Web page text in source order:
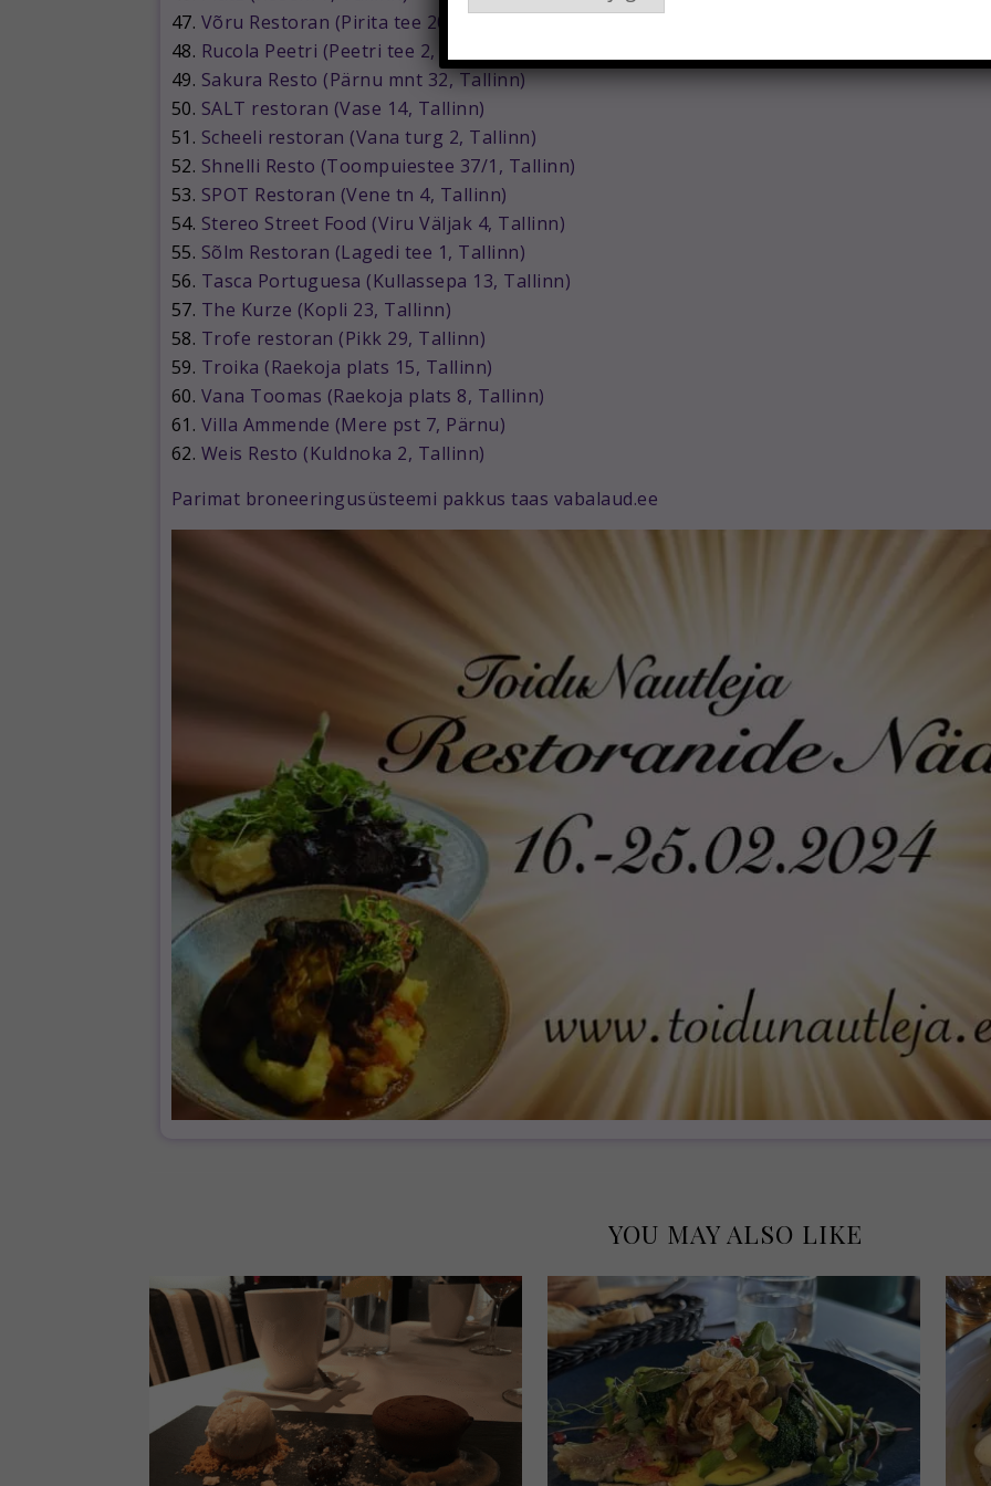
47. Võru Restoran (Pirita tee 20/1, Tallinn)
48. Rucola Peetri (Peetri tee 2, Tallinn)
49. Sakura Resto (Pärnu mnt 32, Tallinn)
50. SALT restoran (Vase 14, Tallinn)
51. Scheeli restoran (Vana turg 2, Tallinn)
52. Shnelli Resto (Toompuiestee 37/1, Tallinn)
53. SPOT Restoran (Vene tn 4, Tallinn)
54. Stereo Street Food (Viru Väljak 4, Tallinn)
55. Sõlm Restoran (Lagedi tee 1, Tallinn)
56. Tasca Portuguesa (Kullassepa 13, Tallinn)
57. The Kurze (Kopli 23, Tallinn)
58. Trofe restoran (Pikk 29, Tallinn)
59. Troika (Raekoja plats 15, Tallinn)
60. Vana Toomas (Raekoja plats 8, Tallinn)
61. Villa Ammende (Mere pst 7, Pärnu)
62. Weis Resto (Kuldnoka 2, Tallinn)
Parimat broneeringusüsteemi pakkus taas vabalaud.ee
YOU MAY ALSO LIKE
*